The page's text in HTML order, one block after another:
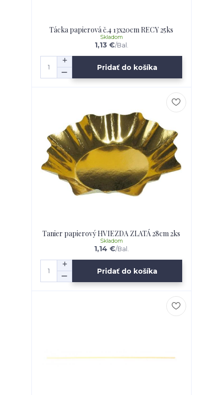
Tácka papierová č.4 13x20cm RECY 25ks
1,13 €/Bal.
Skladom
Pridať do košíka
Tanier papierový HVIEZDA ZLATÁ 28cm 2ks
1,14 €/Bal.
Skladom
Pridať do košíka